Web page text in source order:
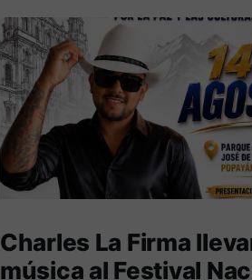
Charles La Firma
música al Festival